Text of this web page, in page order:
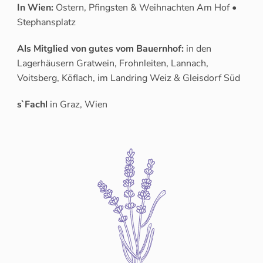
In Wien: Ostern, Pfingsten & Weihnachten Am Hof •
Stephansplatz
Als Mitglied von gutes vom Bauernhof: in den
Lagerhäusern Gratwein, Frohnleiten, Lannach,
Voitsberg, Köflach, im Landring Weiz & Gleisdorf Süd
s`Fachl in Graz, Wien